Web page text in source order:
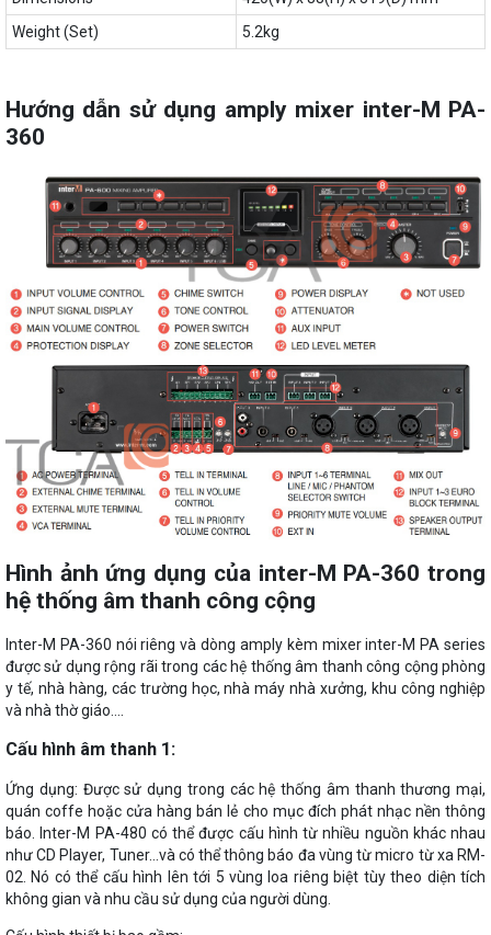
Weight (Set)
5.2kg
Hướng dẫn sử dụng amply mixer inter-M PA-
360
Hình ảnh ứng dụng của inter-M PA-360 trong
hệ thống âm thanh công cộng
Inter-M PA-360 nói riêng và dòng amply kèm mixer inter-M PA series
được sử dụng rộng rãi trong các hệ thống âm thanh công cộng phòng
y tế, nhà hàng, các trường học, nhà máy nhà xưởng, khu công nghiệp
và nhà thờ giáo….
Cấu hình âm thanh 1:
Ứng dụng: Được sử dụng trong các hệ thống âm thanh thương mại,
quán coffe hoặc cửa hàng bán lẻ cho mục đích phát nhạc nền thông
báo. Inter-M PA-480 có thể được cấu hình từ nhiều nguồn khác nhau
như CD Player, Tuner…và có thể thông báo đa vùng từ micro từ xa RM-
02. Nó có thể cấu hình lên tới 5 vùng loa riêng biệt tùy theo diện tích
không gian và nhu cầu sử dụng của người dùng.